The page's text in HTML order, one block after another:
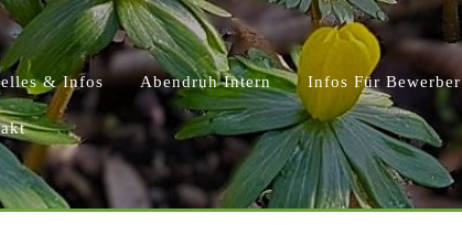
& Infos Abendruh Intern Infos Für Bewerber